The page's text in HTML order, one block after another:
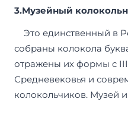
3.Музейный
Это единственный в
собраны колокола
отражены их формы с
Средневековья и
колокольчиков. Музей